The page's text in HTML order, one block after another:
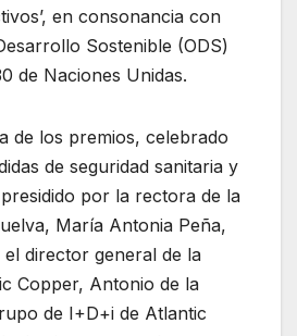
en consonancia con
Sostenible (ODS)
de Naciones Unidas.
de los premios, celebrado
de seguridad sanitaria y
por la rectora de la
María Antonia Peña,
director general de la
Copper, Antonio de la
de I+D+i de Atlantic